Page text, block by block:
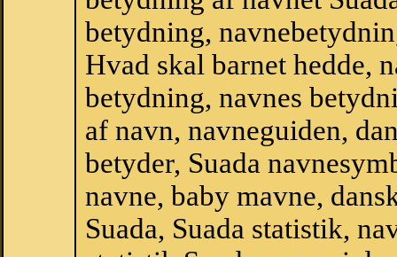
betydning,
Hvad skal barnet hedde,
betydning, navnes
af navn, navneguiden,
betyder, Suada
navne, baby mavne,
Suada, Suada statistik,